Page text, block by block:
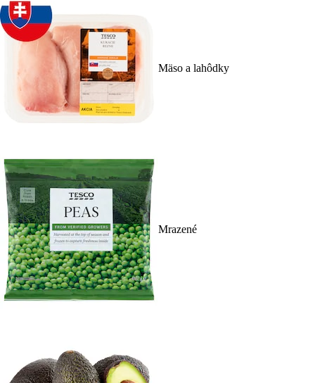
Mäso a lahôdky
Mrazené